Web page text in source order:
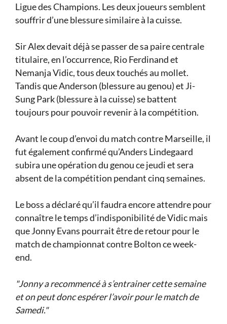
Ligue des Champions. Les deux joueurs semblent
souffrir d’une blessure similaire à la cuisse.
Sir Alex devait déjà se passer de sa paire centrale
titulaire, en l’occurrence, Rio Ferdinand et
Nemanja Vidic, tous deux touchés au mollet.
Tandis que Anderson (blessure au genou) et Ji-
Sung Park (blessure à la cuisse) se battent
toujours pour pouvoir revenir à la compétition.
Avant le coup d’envoi du match contre Marseille, il
fut également confirmé qu’Anders Lindegaard
subira une opération du genou ce jeudi et sera
absent de la compétition pendant cinq semaines.
Le boss a déclaré qu’il faudra encore attendre pour
connaître le temps d’indisponibilité de Vidic mais
que Jonny Evans pourrait être de retour pour le
match de championnat contre Bolton ce week-
end.
"Jonny a recommencé à s’entrainer cette semaine
et on peut donc espérer l’avoir pour le match de
Samedi."